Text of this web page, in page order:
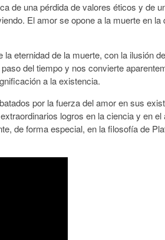
de una pérdida de valores éticos y de
El amor se opone a la muerte en la
eternidad de la muerte, con la ilusión
del tiempo y nos convierte
a la existencia.
por la fuerza del amor en sus
logros en la ciencia y en el
de forma especial, en la filosofía de